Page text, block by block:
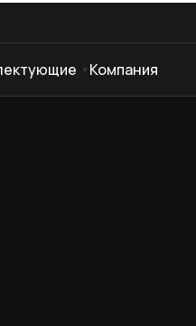
Компания